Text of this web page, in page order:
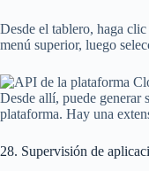
Desde el tablero, haga
menú superior, luego
Desde allí, puede generar
plataforma. Hay una
28. Supervisión de